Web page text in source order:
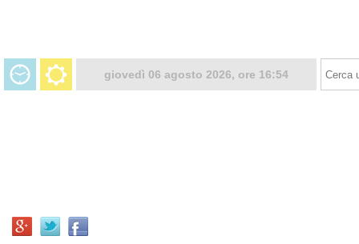
giovedì 06 agosto 2026, ore 16:54